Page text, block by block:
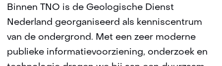
Binnen TNO is de Geologische Dienst
Nederland georganiseerd als kenniscentrum
van de ondergrond. Met een zeer moderne
publieke informatievoorziening, onderzoek en